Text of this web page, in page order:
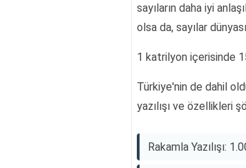
sayıların daha iyi
olsa da, sayılar
1 katrilyon içerisinde
Türkiye'nin de dahil
yazılışı ve özellikleri
Rakamla Yazılışı: